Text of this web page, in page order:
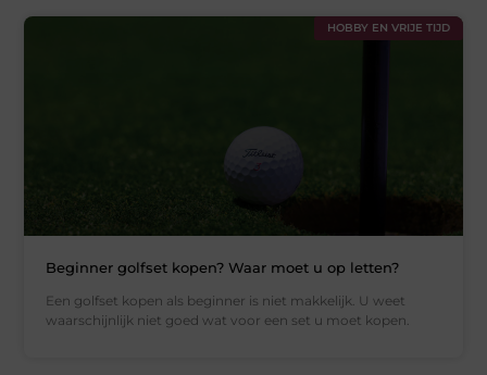
HOBBY EN VRIJE TIJD
Beginner golfset kopen? Waar moet u op letten?
Een golfset kopen als beginner is niet makkelijk. U weet
waarschijnlijk niet goed wat voor een set u moet kopen.